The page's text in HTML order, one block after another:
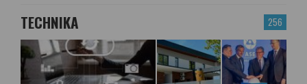
256
TECHNIKA